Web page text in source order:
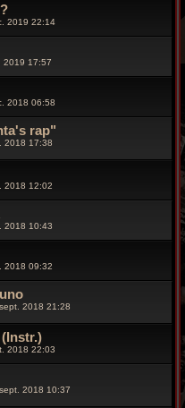
2019 22:14
2019 17:57
2018 06:58
rap"
2018 17:38
2018 12:02
2018 10:43
2018 09:32
2018 21:28
2018 22:03
2018 10:37